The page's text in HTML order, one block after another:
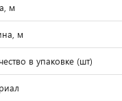
м
м
в упаковке (шт)